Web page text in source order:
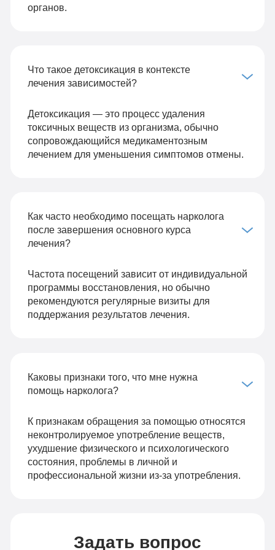
органов.
Что такое детоксикация в контексте
лечения зависимостей?
Детоксикация — это процесс удаления
токсичных веществ из организма, обычно
сопровождающийся медикаментозным
лечением для уменьшения симптомов отмены.
Как часто необходимо посещать нарколога
после завершения основного курса
лечения?
Частота посещений зависит от индивидуальной
программы восстановления, но обычно
рекомендуются регулярные визиты для
поддержания результатов лечения.
Каковы признаки того, что мне нужна
помощь нарколога?
К признакам обращения за помощью относятся
неконтролируемое употребление веществ,
ухудшение физического и психологического
состояния, проблемы в личной и
профессиональной жизни из-за употребления.
Задать вопрос